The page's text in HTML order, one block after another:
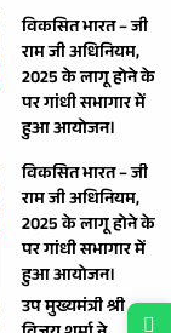
विकसित भारत – जी
राम जी अधिनियम,
2025 के लागू होने के
पर गांधी सभागार में
हुआ आयोजन।
विकसित भारत – जी
राम जी अधिनियम,
2025 के लागू होने के
पर गांधी सभागार में
हुआ आयोजन।
उप मुख्यमंत्री श्री